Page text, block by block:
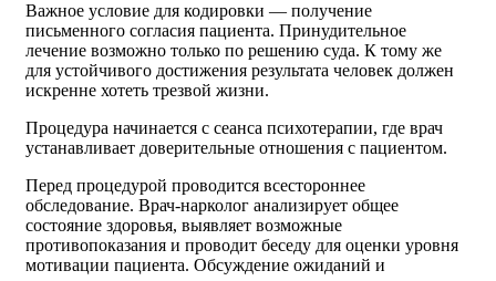
Важное условие для кодировки — получение
письменного согласия пациента. Принудительное
лечение возможно только по решению суда. К тому же
для устойчивого достижения результата человек должен
искренне хотеть трезвой жизни.
Процедура начинается с сеанса психотерапии, где врач
устанавливает доверительные отношения с пациентом.
Перед процедурой проводится всестороннее
обследование. Врач-нарколог анализирует общее
состояние здоровья, выявляет возможные
противопоказания и проводит беседу для оценки уровня
мотивации пациента. Обсуждение ожиданий и